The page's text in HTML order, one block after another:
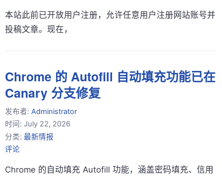
本站此前已开放用户注册，允许任意用户注册网站账号并
投稿文章。现在，
Chrome 的 Autofill 自动填充功能已在
Canary 分支修复
发布者: Administrator
时间: July 22, 2026
分类: 最新情报
评论
Chrome 的自动填充 Autofill 功能，涵盖密码填充、信用